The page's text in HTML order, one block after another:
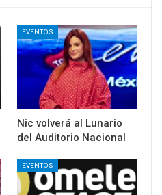
EVENTOS
Nic volverá al Lunario
del Auditorio Nacional
EVENTOS